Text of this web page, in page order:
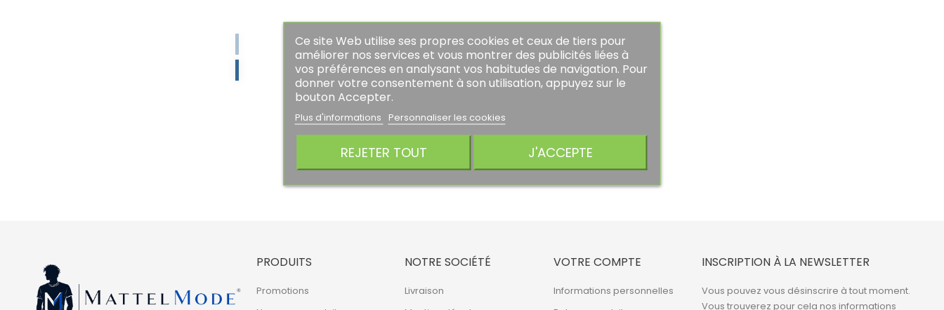
Ce site Web utilise ses propres cookies et ceux de tiers pour
améliorer nos services et vous montrer des publicités liées à
vos préférences en analysant vos habitudes de navigation. Pour
donner votre consentement à son utilisation, appuyez sur le
bouton Accepter.
Plus d'informations Personnaliser les cookies
REJETER TOUT J'ACCEPTE
PRODUITS
Promotions
NOTRE SOCIÉTÉ
Livraison
VOTRE COMPTE
Informations personnelles
INSCRIPTION À LA NEWSLETTER
Vous pouvez vous désinscrire à tout moment.
Vous trouverez pour cela nos informations